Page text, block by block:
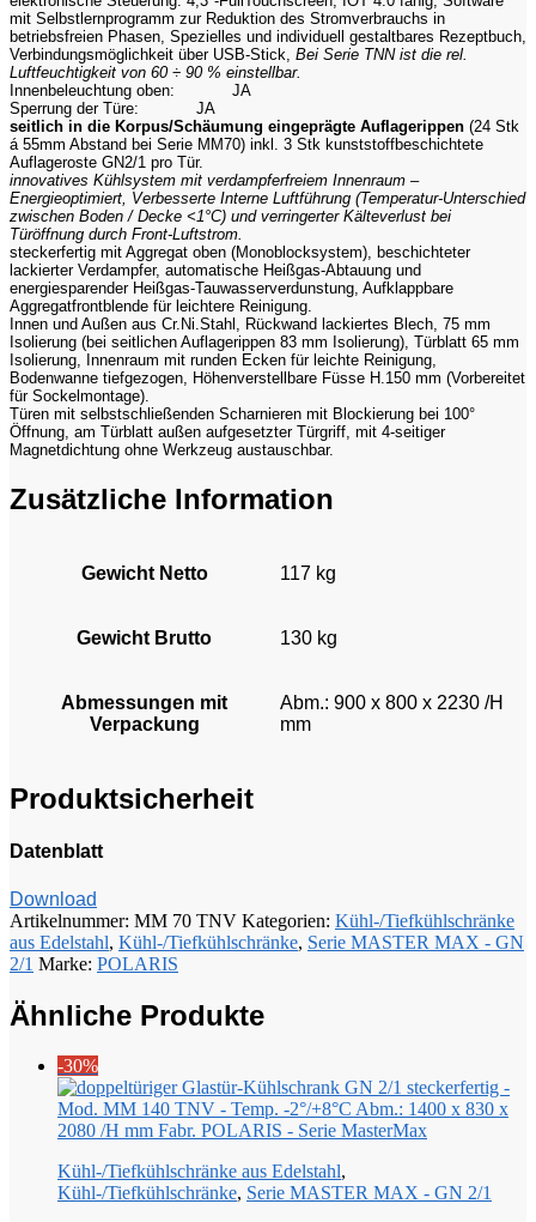
mit Selbstlernprogramm zur Reduktion des Stromverbrauchs in
betriebsfreien Phasen, Spezielles und individuell gestaltbares Rezeptbuch,
Verbindungsmöglichkeit über USB-Stick, Bei Serie TNN ist die rel.
Luftfeuchtigkeit von 60 ÷ 90 % einstellbar.
Innenbeleuchtung oben:
JA
Sperrung der Türe:
JA
seitlich in die Korpus/Schäumung eingeprägte Auflagerippen (24 Stk
á 55mm Abstand bei Serie MM70) inkl. 3 Stk kunststoffbeschichtete
Auflageroste GN2/1 pro Tür.
innovatives Kühlsystem mit verdampferfreiem Innenraum –
Energieoptimiert, Verbesserte Interne Luftführung (Temperatur-Unterschied
zwischen Boden / Decke <1°C) und verringerter Kälteverlust bei
Türöffnung durch Front-Luftstrom.
steckerfertig mit Aggregat oben (Monoblocksystem), beschichteter
lackierter Verdampfer, automatische Heißgas-Abtauung und
energiesparender Heißgas-Tauwasserverdunstung, Aufklappbare
Aggregatfrontblende für leichtere Reinigung.
Innen und Außen aus Cr.Ni.Stahl, Rückwand lackiertes Blech, 75 mm
Isolierung (bei seitlichen Auflagerippen 83 mm Isolierung), Türblatt 65 mm
Isolierung, Innenraum mit runden Ecken für leichte Reinigung,
Bodenwanne tiefgezogen, Höhenverstellbare Füsse H.150 mm (Vorbereitet
für Sockelmontage).
Türen mit selbstschließenden Scharnieren mit Blockierung bei 100°
Öffnung, am Türblatt außen aufgesetzter Türgriff, mit 4-seitiger
Magnetdichtung ohne Werkzeug austauschbar.
Zusätzliche Information
Gewicht Netto 117 kg
Gewicht Brutto 130 kg
Abmessungen mit
Verpackung
Abm.: 900 x 800 x 2230 /H
mm
Produktsicherheit
Datenblatt
Download
Artikelnummer: MM 70 TNV Kategorien: Kühl-/Tiefkühlschränke
aus Edelstahl, Kühl-/Tiefkühlschränke, Serie MASTER MAX - GN
2/1 Marke: POLARIS
Ähnliche Produkte
-30%
Kühl-/Tiefkühlschränke aus Edelstahl,
Kühl-/Tiefkühlschränke, Serie MASTER MAX - GN 2/1